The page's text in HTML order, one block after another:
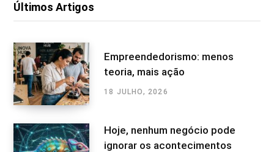
Últimos Artigos
Empreendedorismo: menos
teoria, mais ação
18 JULHO, 2026
Hoje, nenhum negócio pode
ignorar os acontecimentos